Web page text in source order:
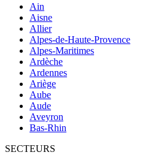
Ain
Aisne
Allier
Alpes-de-Haute-Provence
Alpes-Maritimes
Ardèche
Ardennes
Ariège
Aube
Aude
Aveyron
Bas-Rhin
SECTEURS